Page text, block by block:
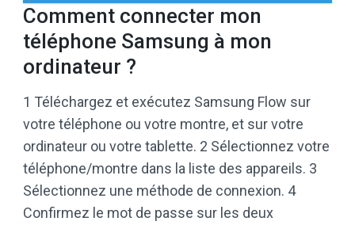
Comment connecter mon
téléphone Samsung à mon
ordinateur ?
1 Téléchargez et exécutez Samsung Flow sur
votre téléphone ou votre montre, et sur votre
ordinateur ou votre tablette. 2 Sélectionnez votre
téléphone/montre dans la liste des appareils. 3
Sélectionnez une méthode de connexion. 4
Confirmez le mot de passe sur les deux